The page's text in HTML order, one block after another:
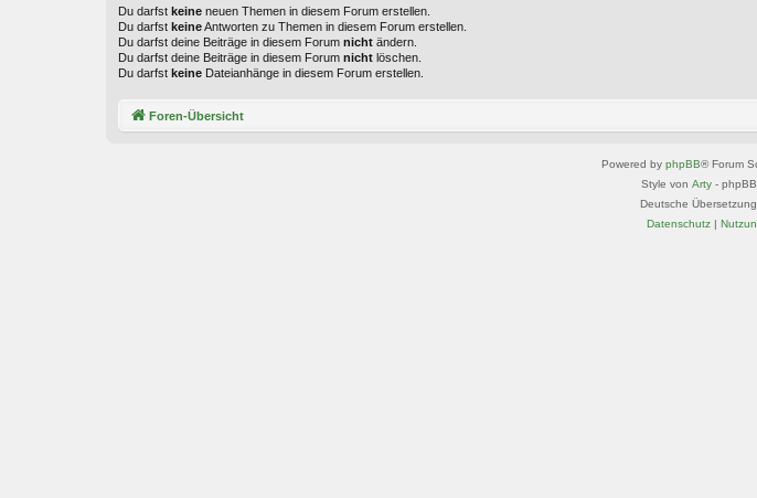
Du darfst keine neuen Themen in diesem Forum erstellen.
Du darfst keineAntworten zu Themen in diesem Forum erstellen.
Du darfst deine Beiträge in diesem Forum nicht ändern.
Du darfst deine Beiträge in diesem Forum nicht löschen.
Du darfst keine Dateianhänge in diesem Forum erstellen.
Foren-Übersicht
Powered by phpBB® Forum
Style von Arty -
Deutsche
Datenschutz|